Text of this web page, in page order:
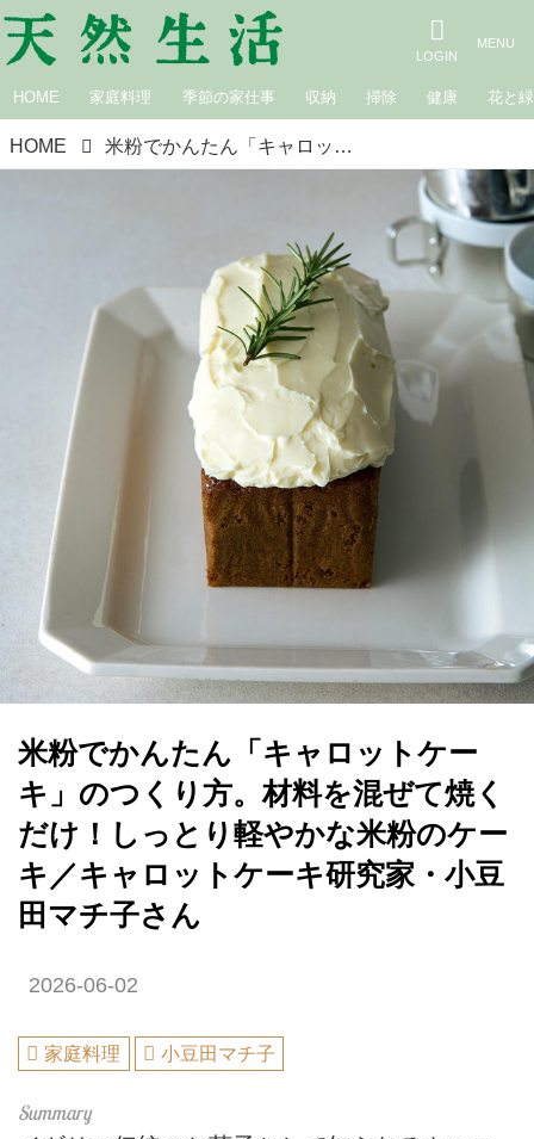
HOME 家庭料理 季節の家仕事 収納 掃除 健康 花と緑
HOME 米粉でかんたん「キャロットケーキ」のつくり方。材料を混ぜて焼くだけ！しっとり軽やかな米粉のケーキ／キャロットケーキ研究家・小豆田マチ子さん
米粉でかんたん「キャロットケー
キ」のつくり方。材料を混ぜて焼く
だけ！しっとり軽やかな米粉のケー
キ／キャロットケーキ研究家・小豆
田マチ子さん
2026-06-02
家庭料理 小豆田マチ子